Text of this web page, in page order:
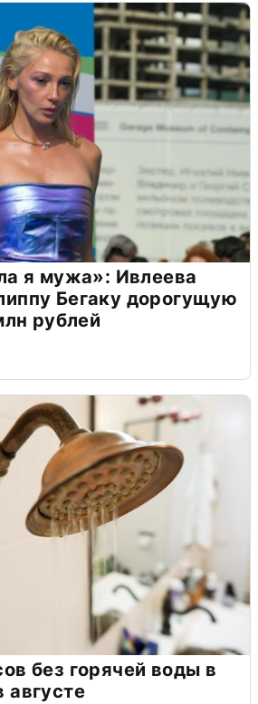
я мужа»: Ивлеева
Бегаку дорогущую
рублей
без горячей воды в
августе